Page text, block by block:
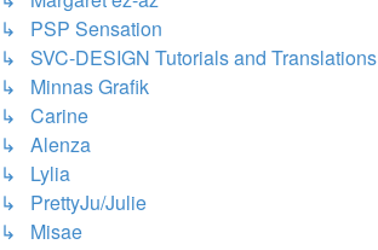
↳ PSP Sensation
↳ SVC-DESIGN Tutorials and Translations
↳ Minnas Grafik
↳ Carine
↳ Alenza
↳ Lylia
↳ PrettyJu/Julie
↳ Misae